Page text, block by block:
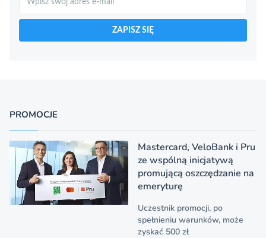
ZAPISZ SIĘ
PROMOCJE
Mastercard, VeloBank i Pru
ze wspólną inicjatywą
promującą oszczędzanie na
emeryturę
Uczestnik promocji, po
spełnieniu warunków, może
zyskać 500 zł